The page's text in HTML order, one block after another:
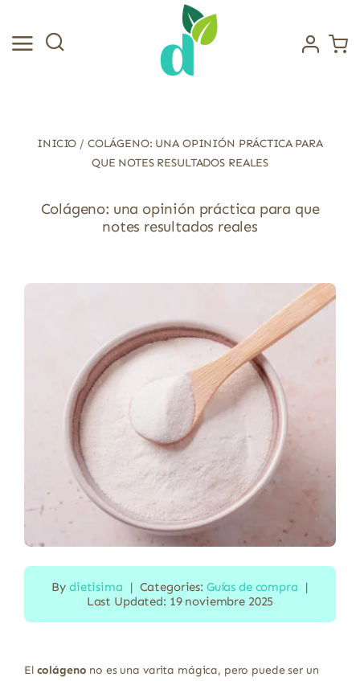
contenido
INICIO / COLÁGENO: UNA OPINIÓN PRÁCTICA PARA
QUE NOTES RESULTADOS REALES
Colágeno: una opinión práctica para que
notes resultados reales
By dietisima | Categories: Guías de compra
|
Last Updated: 19 noviembre 2025
El colágeno no es una varita mágica, pero puede ser un